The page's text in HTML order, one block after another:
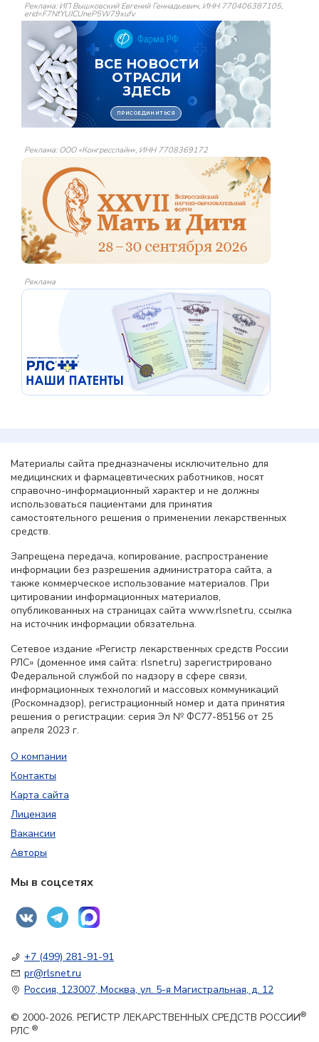
Реклама: ИП Вышковский Евгений Геннадьевич, ИНН 770406387105,
erid=F7NfYUJCUneP5W79xufv
Реклама: ООО «Конгресслайн», ИНН 7708369172
Реклама
Материалы сайта предназначены исключительно для
медицинских и фармацевтических работников, носят
справочно-информационный характер и не должны
использоваться пациентами для принятия
самостоятельного решения о применении лекарственных
средств.
Запрещена передача, копирование, распространение
информации без разрешения администратора сайта, а
также коммерческое использование материалов. При
цитировании информационных материалов,
опубликованных на страницах сайта www.rlsnet.ru, ссылка
на источник информации обязательна.
Сетевое издание «Регистр лекарственных средств России
РЛС» (доменное имя сайта: rlsnet.ru) зарегистрировано
Федеральной службой по надзору в сфере связи,
информационных технологий и массовых коммуникаций
(Роскомнадзор), регистрационный номер и дата принятия
решения о регистрации: серия Эл № ФС77-85156 от 25
апреля 2023 г.
О компании
Контакты
Карта сайта
Лицензия
Вакансии
Авторы
Мы в соцсетях
+7 (499) 281-91-91
pr@rlsnet.ru
Россия, 123007, Москва, ул. 5-я Магистральная, д. 12
© 2000-2026. РЕГИСТР ЛЕКАРСТВЕННЫХ СРЕДСТВ РОССИИ®
РЛС ®